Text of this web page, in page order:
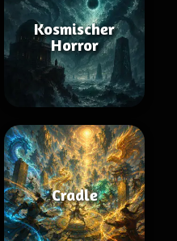
Kosmischer
Horror
Cradle